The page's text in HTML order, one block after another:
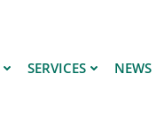
SERVICES NEWS